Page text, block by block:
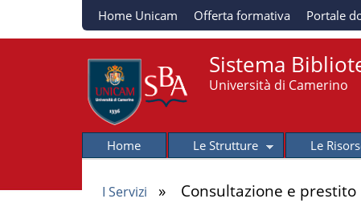
Home Unicam Offerta formativa Portale
Sistema
Università di Camerino
Home Le Strutture Le
I Servizi » Consultazione e prestito